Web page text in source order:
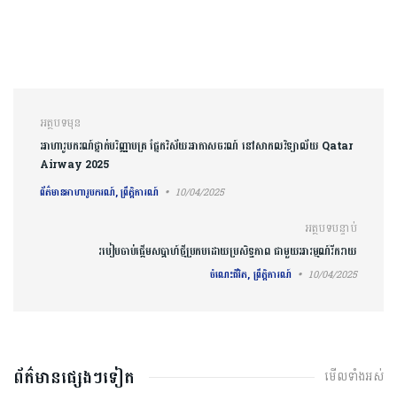
ការ​នាំទិស​ប្រកាស
អត្ថបទមុន
អាហារូបករណ៍ថ្នាក់បរិញ្ញាបត្រ ផ្នែកវិស័យអាកាសចរណ៍ នៅសាកលវិទ្យាល័យ Qatar
Airway 2025
ព័ត៌មានអាហារូបករណ៍, ព្រឹត្តិការណ៍ 10/04/2025
អត្ថបទបន្ទាប់
របៀបចាប់ផ្តើមសប្តាហ៍ថ្មីប្រកបដោយប្រសិទ្ធភាព ជាមួយអារម្មណ៍រីករាយ
ចំណេះជីវិត, ព្រឹត្តិការណ៍ 10/04/2025
ព័ត៌មានផ្សេងៗទៀត មើលទាំងអស់